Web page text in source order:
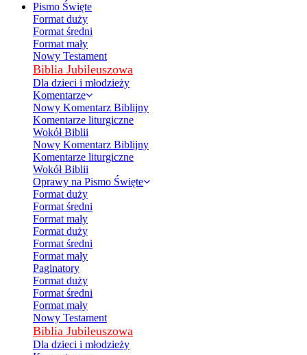
Pismo Święte
Format duży
Format średni
Format mały
Nowy Testament
Biblia Jubileuszowa
Dla dzieci i młodzieży
Komentarze
Nowy Komentarz Biblijny
Komentarze liturgiczne
Wokół Biblii
Nowy Komentarz Biblijny
Komentarze liturgiczne
Wokół Biblii
Oprawy na Pismo Święte
Format duży
Format średni
Format mały
Format duży
Format średni
Format mały
Paginatory
Format duży
Format średni
Format mały
Nowy Testament
Biblia Jubileuszowa
Dla dzieci i młodzieży